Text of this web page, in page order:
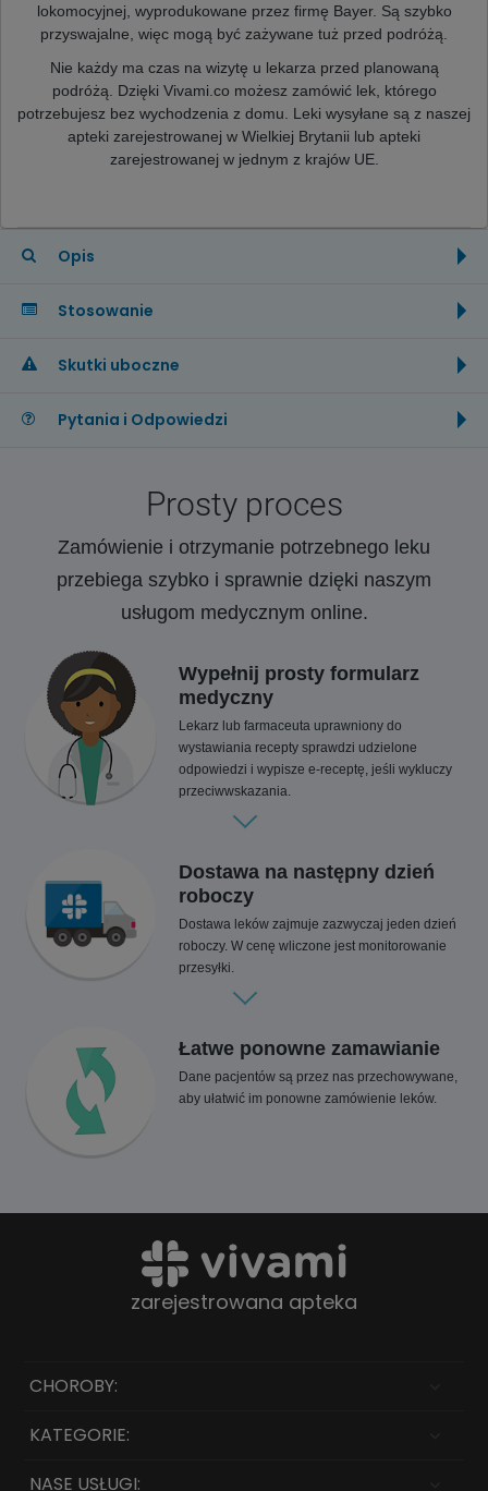
lokomocyjnej, wyprodukowane przez firmę Bayer. Są szybko
przyswajalne, więc mogą być zażywane tuż przed podróżą.
Nie każdy ma czas na wizytę u lekarza przed planowaną
podróżą. Dzięki Vivami.co możesz zamówić lek, którego
potrzebujesz bez wychodzenia z domu. Leki wysyłane są z naszej
apteki zarejestrowanej w Wielkiej Brytanii lub apteki
zarejestrowanej w jednym z krajów UE.
Opis
Stosowanie
Skutki uboczne
Pytania i Odpowiedzi
Prosty proces
Zamówienie i otrzymanie potrzebnego leku
przebiega szybko i sprawnie dzięki naszym
usługom medycznym online.
Wypełnij prosty formularz
medyczny
Lekarz lub farmaceuta uprawniony do
wystawiania recepty sprawdzi udzielone
odpowiedzi i wypisze e-receptę, jeśli wykluczy
przeciwwskazania.
Dostawa na następny dzień
roboczy
Dostawa leków zajmuje zazwyczaj jeden dzień
roboczy. W cenę wliczone jest monitorowanie
przesyłki.
Łatwe ponowne zamawianie
Dane pacjentów są przez nas przechowywane,
aby ułatwić im ponowne zamówienie leków.
zarejestrowana apteka
CHOROBY:
KATEGORIE:
NASE USŁUGI: